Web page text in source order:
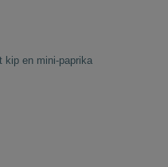
kip en mini-paprika